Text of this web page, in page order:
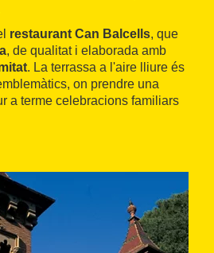
restaurant Can Balcells, que
, de qualitat i elaborada amb
. La terrassa a l'aire lliure és
on prendre una
a terme celebracions familiars